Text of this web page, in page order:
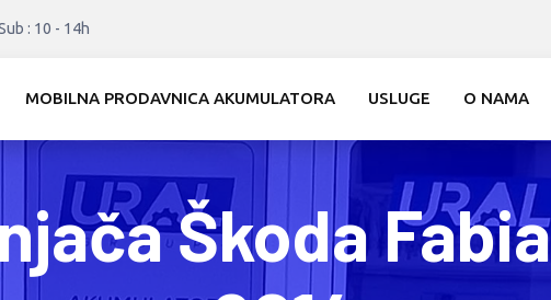
: 10 - 14h
MOBILNA PRODAVNICA AKUMULATORA USLUGE O NAMA
Škoda